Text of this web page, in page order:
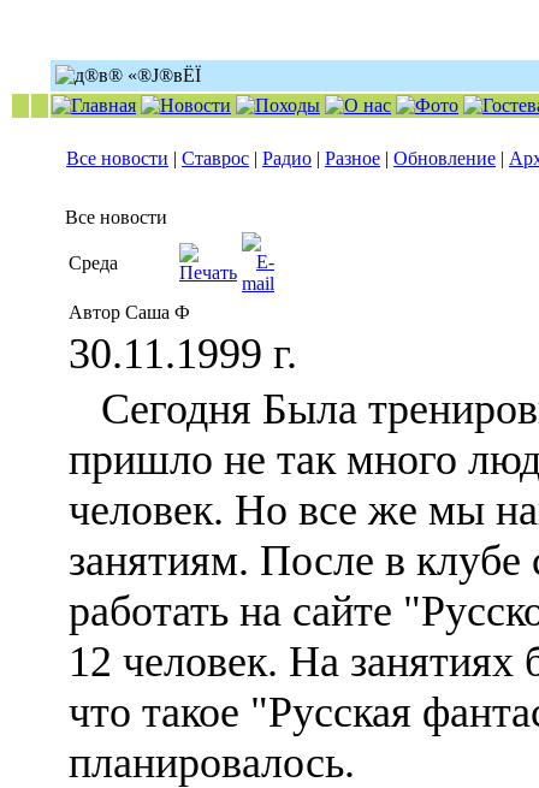
Все новости | Ставрос | Радио | Разное | Обновление |
Все новости
Среда
Автор Саша Ф
30.11.1999 г.
Сегодня Была
пришло не так много
человек. Но все же мы
занятиям. После в
работать на сайте
12 человек. На занятиях
что такое "Русская
планировалось.